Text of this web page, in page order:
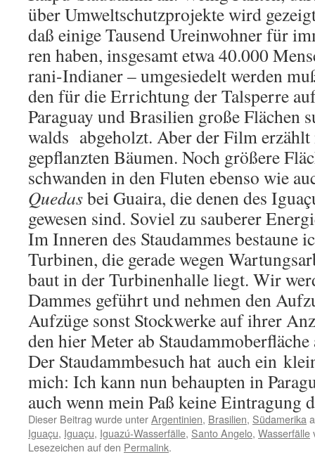
über Um­welt­schutz­pro­jek­te wird
daß ei­ni­ge Tau­send Ur­ein­woh­ner für
ren haben, ins­ge­samt etwa 40.000
ra­ni-In­dia­ner – um­ge­sie­delt wer­den
den für die Er­rich­tung der Tal­sper­re
Pa­ra­gu­ay und Bra­si­li­en große Flä­chen
walds ab­ge­holzt. Aber der Film
ge­pflanz­ten Bäu­men. Noch grö­ße­re
schwan­den in den Flu­ten eben­so wie
Que­dasbei Guai­ra, die denen des
ge­we­sen sind. So­viel zu sau­be­rer
Im In­ne­ren des Stau­dam­mes be­stau­ne
Tur­bi­nen, die ge­ra­de wegen
baut in der Tur­bi­nen­hal­le liegt. Wir
Dam­mes ge­führt und neh­men den
Auf­zü­ge sonst Stock­wer­ke auf ihrer
den hier Meter ab Stau­dam­mo­ber­flä­che
Der Stau­damm­be­such hat auch ein
mich: Ich kann nun be­haup­ten in
auch wenn mein Paß keine Ein­tra­gung
Dieser Beitrag wurde unterArgentinien, Brasilien, Südamerika
Iguaçu, Iguaçu, Iguazú-Wasserfälle, Santo Angelo, Wasserfälle
Lesezeichen auf den Permalink.